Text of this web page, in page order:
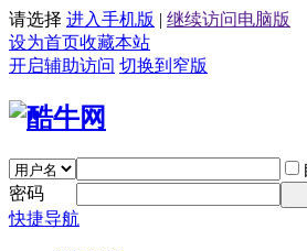
请选择 进入手机版 | 继续访问电脑版
设为首页收藏本站
开启辅助访问 切换到窄版
密码
快捷导航